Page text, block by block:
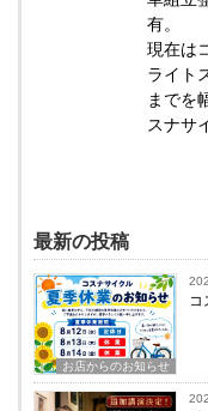
有。
現在は
ライト
までを
スナサ
最新の投稿
お店からのお知らせ
コ